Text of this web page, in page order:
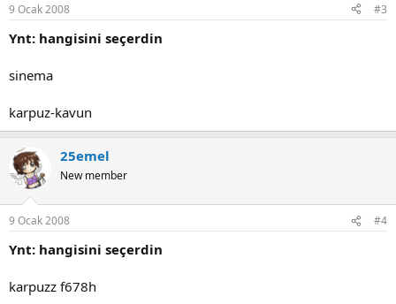
9 Ocak 2008 #3
Ynt: hangisini seçerdin
sinema
karpuz-kavun
25emel
New member
9 Ocak 2008 #4
Ynt: hangisini seçerdin
karpuzz f678h